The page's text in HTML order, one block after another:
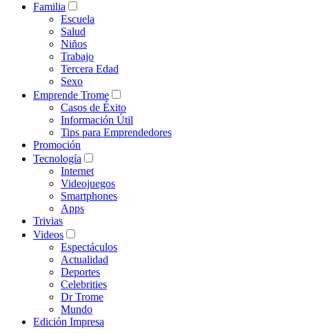
Familia
Escuela
Salud
Niños
Trabajo
Tercera Edad
Sexo
Emprende Trome
Casos de Éxito
Información Útil
Tips para Emprendedores
Promoción
Tecnología
Internet
Videojuegos
Smartphones
Apps
Trivias
Videos
Espectáculos
Actualidad
Deportes
Celebrities
Dr Trome
Mundo
Edición Impresa